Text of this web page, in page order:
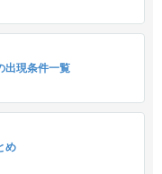
出現条件一覧
め